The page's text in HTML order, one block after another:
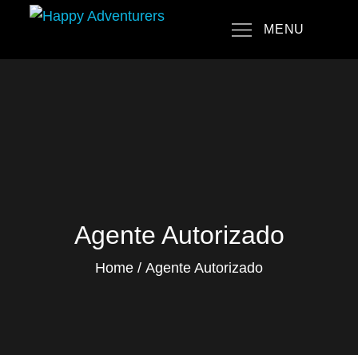
content
MENU
Agente Autorizado
Home Agente Autorizado